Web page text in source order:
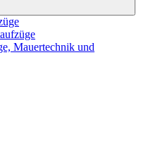
Mauertechnik und